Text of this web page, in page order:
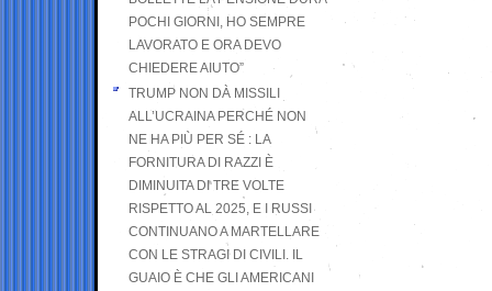
POCHI GIORNI, HO SEMPRE
LAVORATO E ORA DEVO
CHIEDERE AIUTO”
TRUMP NON DÀ MISSILI
ALL’UCRAINA PERCHÉ NON
NE HA PIÙ PER SÉ : LA
FORNITURA DI RAZZI È
DIMINUITA DI TRE VOLTE
RISPETTO AL 2025, E I RUSSI
CONTINUANO A MARTELLARE
CON LE STRAGI DI CIVILI. IL
GUAIO È CHE GLI AMERICANI